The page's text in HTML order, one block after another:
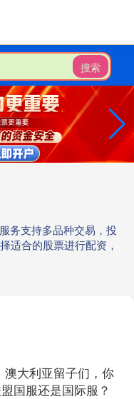
搜索
务支持多品种交易，投
适合的股票进行配资，
澳大利亚留子们，你
国服还是国际服？